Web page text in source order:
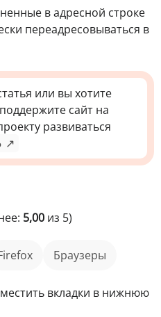
в адресной строке
переадресовываться в
или вы хотите
сайт на
развиваться
↗
5,00 из 5)
Firefox Браузеры
вкладки в нижнюю